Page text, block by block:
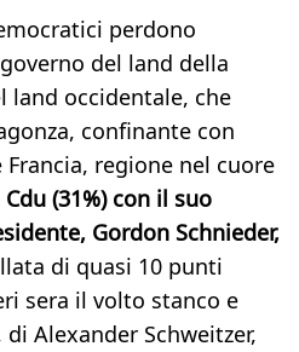
perdono
del land della
land occidentale, che
confinante con
regione nel cuore
(31%) con il suo
Gordon Schnieder,
di quasi 10 punti
sera il volto stanco e
Alexander Schweitzer,